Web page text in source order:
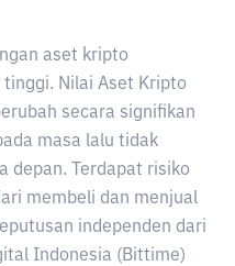
aset kripto
Nilai Aset Kripto
secara signifikan
masa lalu tidak
depan. Terdapat risiko
membeli dan menjual
independen dari
Indonesia (Bittime)